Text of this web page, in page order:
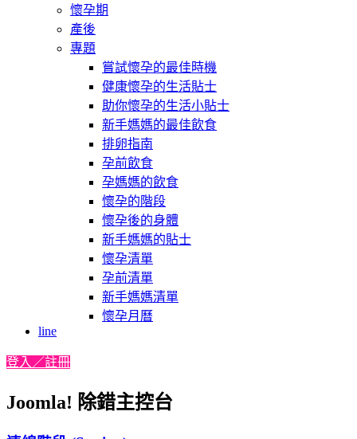
懷孕期
產後
專題
嘗試懷孕的最佳時機
健康懷孕的生活貼士
助你懷孕的生活小貼士
新手媽媽的最佳飲食
排卵指南
孕前飲食
孕媽媽的飲食
懷孕的階段
懷孕後的身體
新手媽媽的貼士
懷孕清單
孕前清單
新手媽媽清單
懷孕月曆
line
登入／註冊
Joomla! 除錯主控台